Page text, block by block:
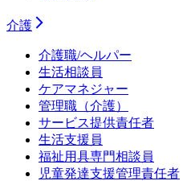
介護
介護職/ヘルパー
生活相談員
ケアマネジャー
管理職（介護）
サービス提供責任者
生活支援員
福祉用具専門相談員
児童発達支援管理責任者